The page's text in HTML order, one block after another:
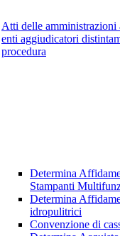
Atti delle amministrazioni
enti aggiudicatori
procedura
Determina
Stampanti
Determina
idropulitrici
Convenzione di